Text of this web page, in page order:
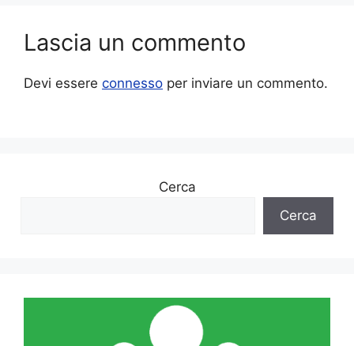
Lascia un commento
Devi essere connesso per inviare un commento.
Cerca
Cerca